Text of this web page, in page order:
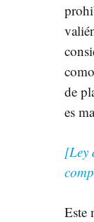
de
es
[Ley
Este